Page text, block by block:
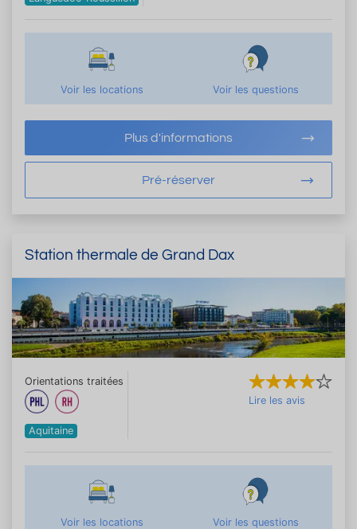
Voir les locations Voir les questions
Plus d'informations
Pré-réserver
Station thermale de Grand Dax
Orientations traitées
Aquitaine
Lire les avis
Voir les locations Voir les questions